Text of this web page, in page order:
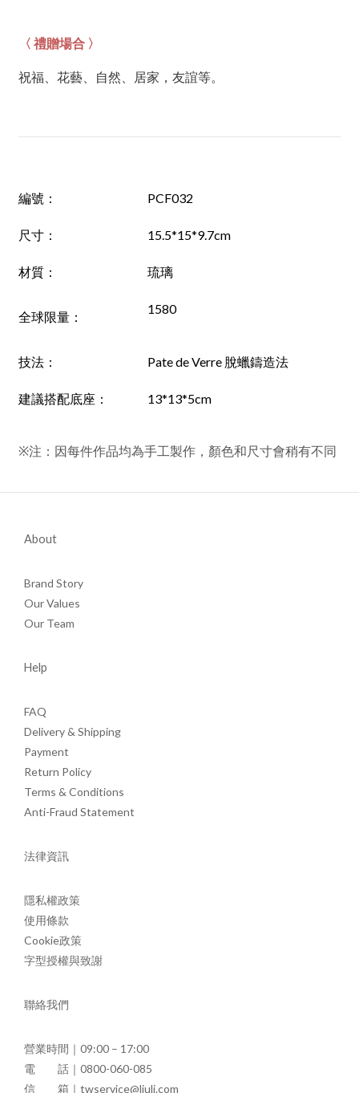
〈 禮贈場合 〉
祝福、花藝、自然、居家，友誼等。
編號 ： PCF032
尺寸： 15.5*15*9.7cm
材質： 琉璃
全球限量：
1580
技法： Pate de Verre 脫蠟鑄造法
建議搭配底座： 13*13*5cm
※注：因每件作品均為手工製作，顏色和尺寸會稍有不同
About
Brand Story
Our Values
Our Team
Help
FAQ
Delivery & Shipping
Payment
Return Policy
Terms & Conditions
Anti-Fraud Statement
法律資訊
隱私權政策
使用條款
Cookie政策
字型授權與致謝
聯絡我們
營業時間｜09:00 – 17:00
電 話｜0800-060-085
信 箱｜twservice@liuli.com